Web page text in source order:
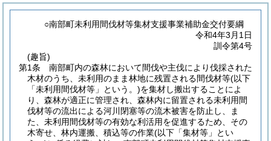
○南部町未利用間伐材等集材支援事業補助金交付要綱
令和4年3月1日
訓令第4号
(趣旨)
第1条
南部町内の森林において間伐や主伐により伐採された
木材のうち、未利用のまま林地に残置される間伐材等(以下
「未利用間伐材等」という。)を集材し搬出することによ
り、森林が適正に管理され、森林内に留置される未利用間
伐材等の流出による河川閉塞等の流木被害を防止し、ま
た、未利用間伐材等の有効な利活用を促進するため、その
木寄せ、林内運搬、積込等の作業(以下「集材等」とい